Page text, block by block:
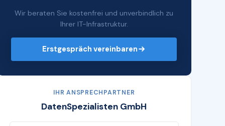
Wir beraten Sie kostenfrei und unverbindlich zu
Ihrer IT-Infrastruktur.
Erstgespräch vereinbaren
IHR ANSPRECHPARTNER
DatenSpezialisten GmbH